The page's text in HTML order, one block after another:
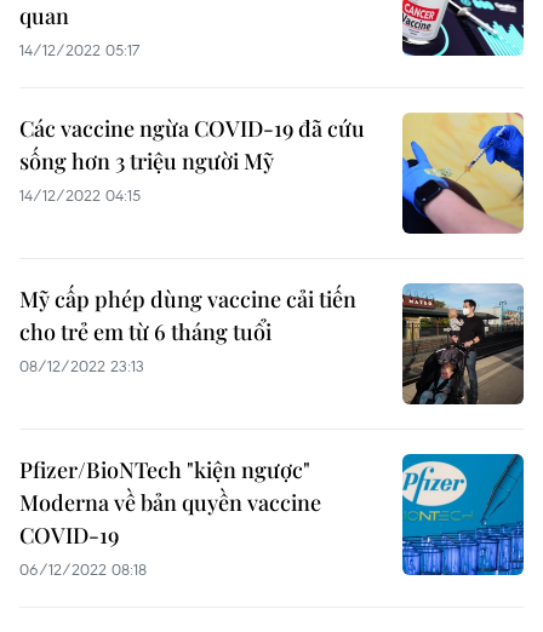
quan
14/12/2022 05:17
Các vaccine ngừa COVID-19 đã cứu
sống hơn 3 triệu người Mỹ
14/12/2022 04:15
Mỹ cấp phép dùng vaccine cải tiến
cho trẻ em từ 6 tháng tuổi
08/12/2022 23:13
Pfizer/BioNTech "kiện ngược"
Moderna về bản quyền vaccine
COVID-19
06/12/2022 08:18